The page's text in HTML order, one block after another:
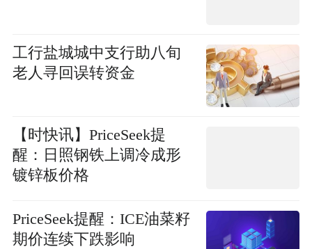
工行盐城城中支行助八旬
老人寻回误转资金
【时快讯】PriceSeek提
醒：日照钢铁上调冷成形
镀锌板价格
PriceSeek提醒：ICE油菜籽
期价连续下跌影响